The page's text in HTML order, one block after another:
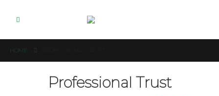
HOME
Professional Trust